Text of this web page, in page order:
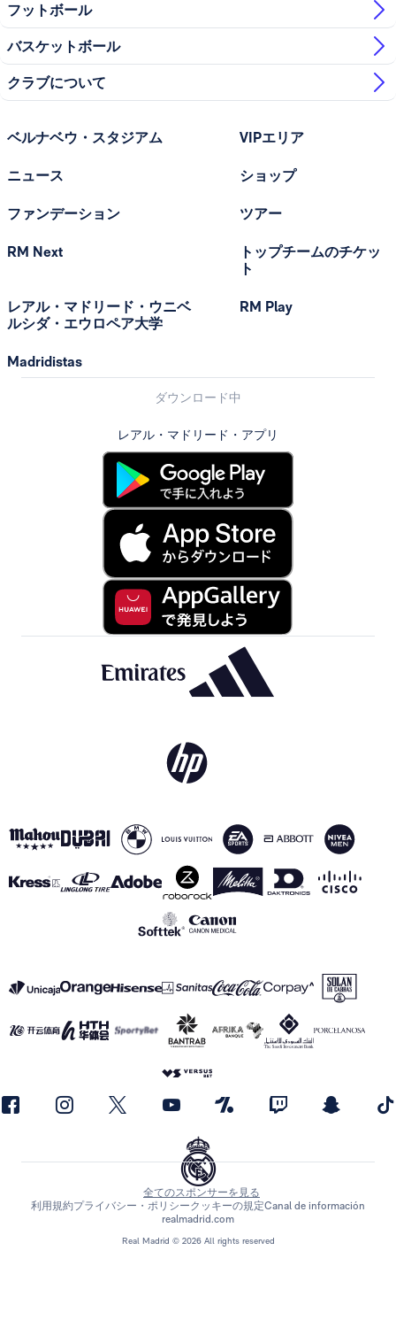
フットボール
バスケットボール
クラブについて
ベルナベウ・スタジアム
ニュース
ファンデーション
RM Next
レアル・マドリード・ウニベ
ルシダ・エウロペア大学
Madridistas
VIPエリア
ショップ
ツアー
トップチームのチケッ
ト
RM Play
ダウンロード中
レアル・マドリード・アプリ
Real Madrid © 2026 All rights reserved
全てのスポンサーを見る
利用規約プライバシー・ポリシークッキーの規定Canal de información
realmadrid.com